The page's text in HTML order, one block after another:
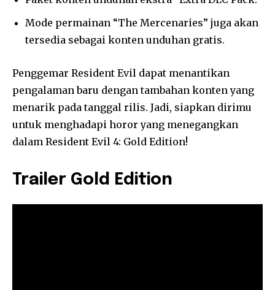
Mode permainan “The Mercenaries” juga akan
tersedia sebagai konten unduhan gratis.
Penggemar Resident Evil dapat menantikan
pengalaman baru dengan tambahan konten yang
menarik pada tanggal rilis. Jadi, siapkan dirimu
untuk menghadapi horor yang menegangkan
dalam Resident Evil 4: Gold Edition!
Trailer Gold Edition